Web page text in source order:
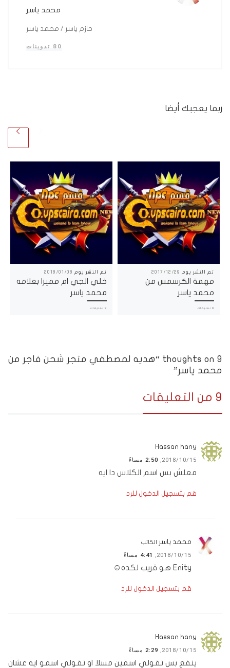
محمد ياسر
حازم ياسر / محمد ياسر
80 تدوينات
ربما يعجبك أيضا
تم النشر يوم 2018/01/08
خلي الجي ام مميزا بعلامه
محمد ياسر
9 تعليقات
تم النشر يوم 2017/12/29
مهمة الكرسمس من
محمد ياسر
9 تعليقات
9 thoughts on “هديه لمصطفي متجر شحن فاجر من
محمد ياسر”
9 من التعليقات
Hassan hany
2018/10/15,
2:50 مساءً
معلش بس اسم الكلاس دا ايه
قم بتسجيل الدخول للرد
محمد ياسر الكاتب
2018/10/15, 4:41 مساءً
Enity هو قريب لكده☺
قم بتسجيل الدخول للرد
Hassan hany
2018/10/15,
2:29 مساءً
ينفع بس تقولي اسمين مسلا او تقولي اسمو ايه عشان